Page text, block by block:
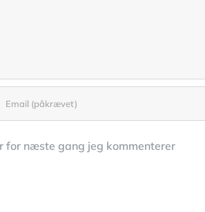
for næste gang jeg kommenterer